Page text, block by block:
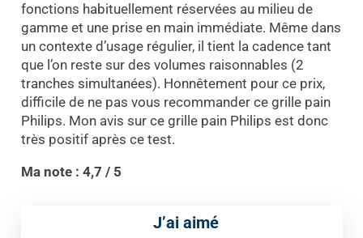
fonctions habituellement réservées au milieu de
gamme et une prise en main immédiate. Même dans
un contexte d’usage régulier, il tient la cadence tant
que l’on reste sur des volumes raisonnables (2
tranches simultanées). Honnêtement pour ce prix,
difficile de ne pas vous recommander ce grille pain
Philips. Mon avis sur ce grille pain Philips est donc
très positif après ce test.
Ma note : 4,7 / 5
J’ai aimé